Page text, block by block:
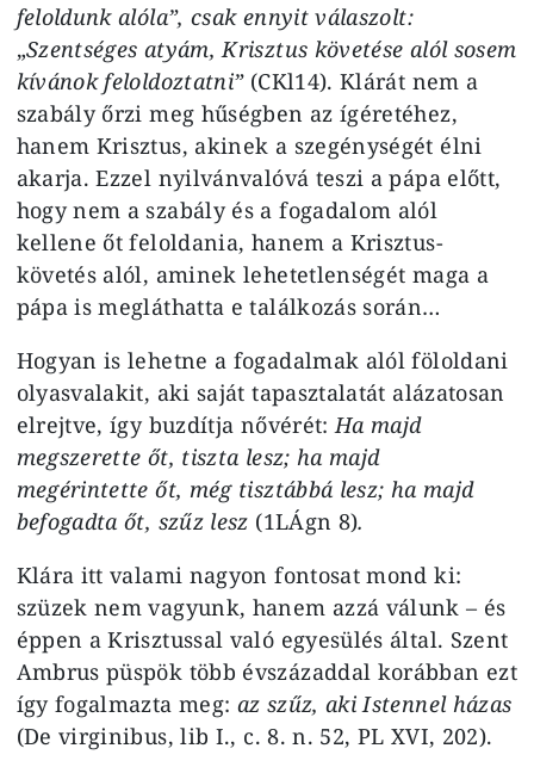
feloldunk alóla”, csak ennyit válaszolt:
„Szentséges atyám, Krisztus követése alól sosem
kívánok feloldoztatni” (CKl14). Klárát nem a
szabály őrzi meg hűségben az ígéretéhez,
hanem Krisztus, akinek a szegénységét élni
akarja. Ezzel nyilvánvalóvá teszi a pápa előtt,
hogy nem a szabály és a fogadalom alól
kellene őt feloldania, hanem a Krisztus-
követés alól, aminek lehetetlenségét maga a
pápa is megláthatta e találkozás során…
Hogyan is lehetne a fogadalmak alól föloldani
olyasvalakit, aki saját tapasztalatát alázatosan
elrejtve, így buzdítja nővérét: Ha majd
megszerette őt, tiszta lesz; ha majd
megérintette őt, még tisztábbá lesz; ha majd
befogadta őt, szűz lesz (1LÁgn 8).
Klára itt valami nagyon fontosat mond ki:
szüzek nem vagyunk, hanem azzá válunk – és
éppen a Krisztussal való egyesülés által. Szent
Ambrus püspök több évszázaddal korábban ezt
így fogalmazta meg: az szűz, aki Istennel házas
(De virginibus, lib I., c. 8. n. 52, PL XVI, 202).